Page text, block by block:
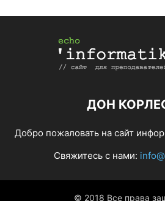
ДОН
Добро пожаловать на сайт
Свяжитесь с нами:
© 2018 Все права